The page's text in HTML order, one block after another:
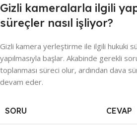
Gizli kameralarla ilgili
süreçler nasıl işliyor?
Gizli kamera yerleştirme ile ilgili hukuki
yapılmasıyla başlar. Akabinde gerekli
toplanması süreci olur, ardından dava
devam eder.
SORU CEVAP